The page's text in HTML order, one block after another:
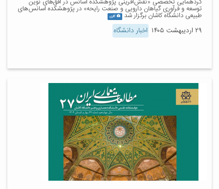
توسعه و فرآوری گیاهان دارویی و صنعت رایحه» در پژوهشکده اسانس‌های
طبیعی دانشگاه کاشان برگزار شد گالری
۲۹ اردیبهشت ۱۴۰۵ اخبار دانشگاه